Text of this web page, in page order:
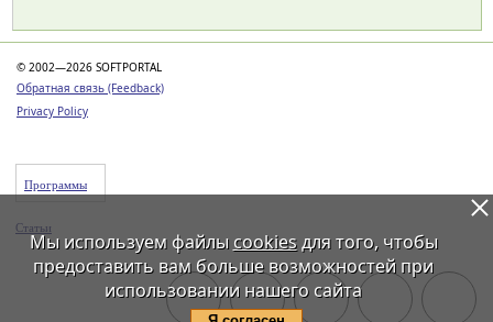
© 2002—2026 SOFTPORTAL
Обратная связь (Feedback)
Privacy Policy
Программы
Статьи
Мы используем файлы cookiesдля того, чтобы
предоставить вам больше возможностей при
использовании нашего сайта